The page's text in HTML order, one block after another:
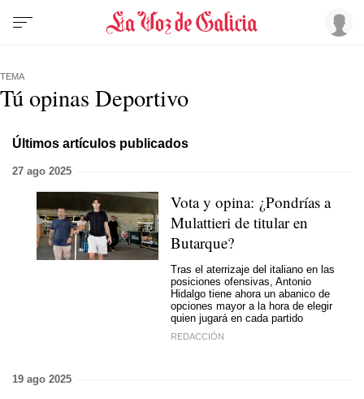
TEMA
Tú opinas Deportivo
Últimos artículos publicados
27 ago 2025
Vota y opina: ¿Pondrías a
Mulattieri de titular en
Butarque?
Tras el aterrizaje del italiano en las
posiciones ofensivas, Antonio
Hidalgo tiene ahora un abanico de
opciones mayor a la hora de elegir
quien jugará en cada partido
REDACCIÓN
19 ago 2025